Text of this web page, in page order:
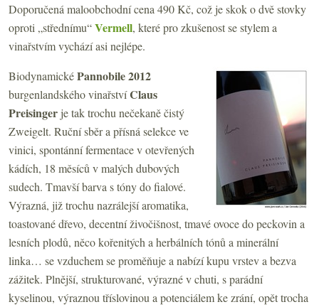
Doporučená maloobchodní cena 490 Kč, což je skok o dvě stovky
oproti „střednímu“Vermell, které pro zkušenost se stylem a
vinařstvím vychází asi nejlépe.
BiodynamickéPannobile 2012
burgenlandského vinařstvíClaus
Preisinger je tak trochu nečekaně čistý
Zweigelt. Ruční sběr a přísná selekce ve
vinici, spontánní fermentace v otevřených
kádích, 18 měsíců v malých dubových
sudech. Tmavší barva s tóny do fialové.
Výrazná, již trochu nazrálejší aromatika,
toastované dřevo, decentní živočišnost, tmavé ovoce do peckovin a
lesních plodů, něco kořenitých a herbálních tónů a minerální
linka… se vzduchem se proměňuje a nabízí kupu vrstev a bezva
zážitek. Plnější, strukturované, výrazné v chuti, s parádní
kyselinou, výraznou tříslovinou a potenciálem ke zrání, opět trocha